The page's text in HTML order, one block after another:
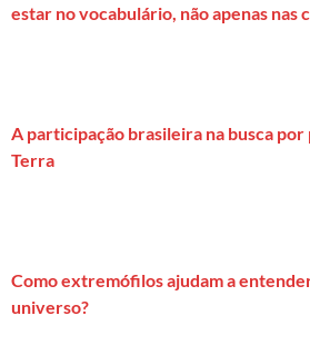
estar no vocabulário, não apenas nas
A participação brasileira na busca por
Terra
Como extremófilos ajudam a
universo?